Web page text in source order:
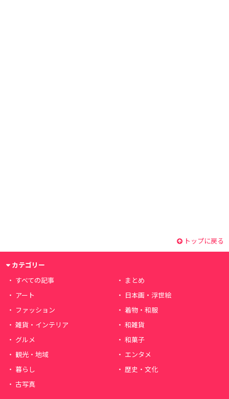
トップに戻る
カテゴリー
すべての記事
まとめ
アート
日本画・浮世絵
ファッション
着物・和服
雑貨・インテリア
和雑貨
グルメ
和菓子
観光・地域
エンタメ
暮らし
歴史・文化
古写真